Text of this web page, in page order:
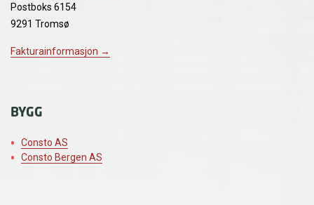
Postboks 6154
9291 Tromsø
Fakturainformasjon →
BYGG
Consto AS
Consto Bergen AS